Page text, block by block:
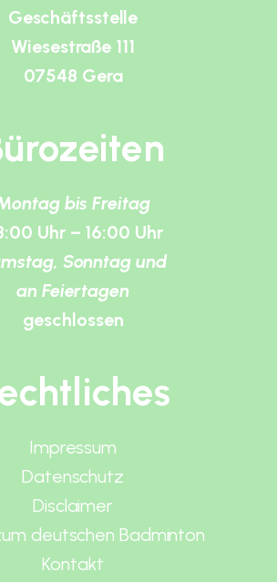
Geschäftsstelle
Wiesestraße 111
07548 Gera
bis Freitag
Uhr – 16:00 Uhr
Sonntag und
an Feiertagen
geschlossen
Impressum
Datenschutz
Disclaimer
deutschen Badminton
Kontakt